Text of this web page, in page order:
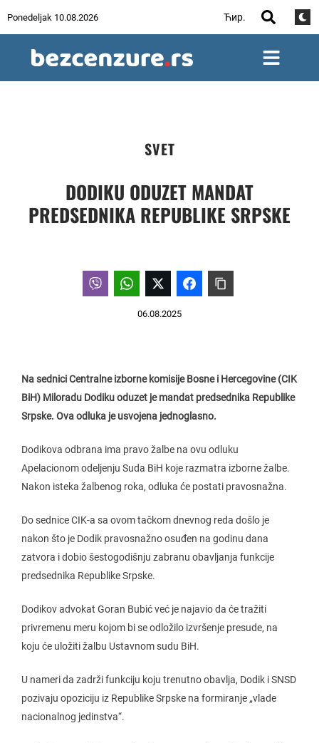
Ponedeljak 10.08.2026 Ћир.
SVET
DODIKU ODUZET MANDAT
PREDSEDNIKA REPUBLIKE SRPSKE
06.08.2025
Na sednici Centralne izborne komisije Bosne i Hercegovine (CIK
BiH) Miloradu Dodiku oduzet je mandat predsednika Republike
Srpske. Ova odluka je usvojena jednoglasno.
Dodikova odbrana ima pravo žalbe na ovu odluku
Apelacionom odeljenju Suda BiH koje razmatra izborne žalbe.
Nakon isteka žalbenog roka, odluka će postati pravosnažna.
Do sednice CIK-a sa ovom tačkom dnevnog reda došlo je
nakon što je Dodik pravosnažno osuđen na godinu dana
zatvora i dobio šestogodišnju zabranu obavljanja funkcije
predsednika Republike Srpske.
Dodikov advokat Goran Bubić već je najavio da će tražiti
privremenu meru kojom bi se odložilo izvršenje presude, na
koju će uložiti žalbu Ustavnom sudu BiH.
U nameri da zadrži funkciju koju trenutno obavlja, Dodik i SNSD
pozivaju opoziciju iz Republike Srpske na formiranje „vlade
nacionalnog jedinstva“.